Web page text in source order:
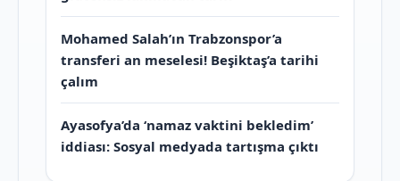
Mohamed Salah’ın Trabzonspor’a
transferi an meselesi! Beşiktaş’a tarihi
çalım
Ayasofya’da ‘namaz vaktini bekledim’
iddiası: Sosyal medyada tartışma çıktı